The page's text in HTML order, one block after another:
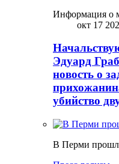
Информация о
окт 17
Эдуард
новость о
убийство
В Перми